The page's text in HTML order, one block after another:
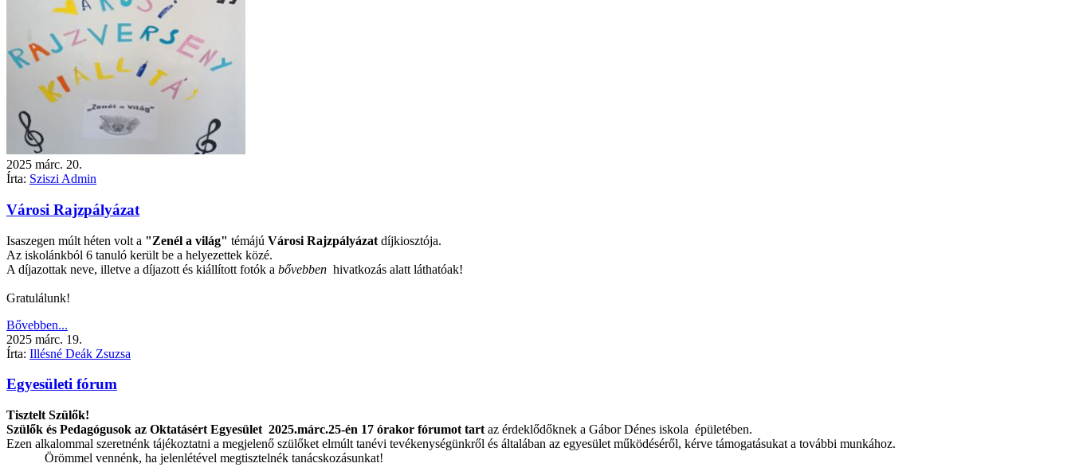
2025 márc. 20.
Írta: Sziszi Admin
Városi Rajzpályázat
Isaszegen múlt héten volt a "Zenél a világ" témájú Városi Rajzpályázat díjkiosztója.
Az iskolánkból 6 tanuló került be a helyezettek közé.
A díjazottak neve, illetve a díjazott és kiállított fotók a bővebben hivatkozás alatt láthatóak!
Gratulálunk!
Bővebben...
2025 márc. 19.
Írta: Illésné Deák Zsuzsa
Egyesületi fórum
Tisztelt Szülők!
Szülők és Pedagógusok az Oktatásért Egyesület 2025.márc.25-én 17 órakor fórumot tart az érdeklődőknek a Gábor Dénes iskola épületében.
Ezen alkalommal szeretnénk tájékoztatni a megjelenő szülőket elmúlt tanévi tevékenységünkről és általában az egyesület működéséről, kérve támogatásukat a további munkához.
Örömmel vennénk, ha jelenlétével megtisztelnék tanácskozásunkat!